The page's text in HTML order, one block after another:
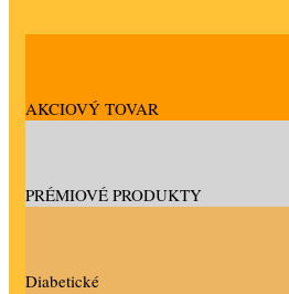
AKCIOVÝ TOVAR
PRÉMIOVÉ PRODUKTY
Diabetické